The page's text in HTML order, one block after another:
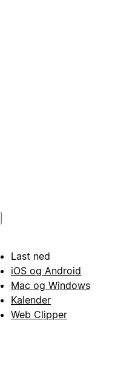
Last ned
iOS og Android
Mac og Windows
Kalender
Web Clipper